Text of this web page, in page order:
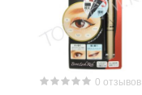
0 отзывов